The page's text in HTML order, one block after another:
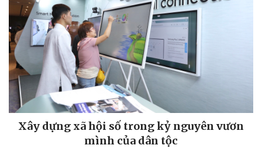
Xây dựng xã hội số trong kỷ nguyên vươn
mình của dân tộc